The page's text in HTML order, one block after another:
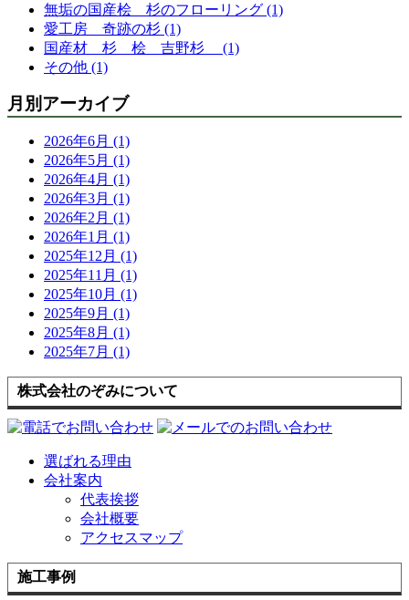
無垢の国産桧 杉のフローリング (1)
愛工房 奇跡の杉 (1)
国産材 杉 桧 吉野杉 (1)
その他 (1)
月別アーカイブ
2026年6月 (1)
2026年5月 (1)
2026年4月 (1)
2026年3月 (1)
2026年2月 (1)
2026年1月 (1)
2025年12月 (1)
2025年11月 (1)
2025年10月 (1)
2025年9月 (1)
2025年8月 (1)
2025年7月 (1)
株式会社のぞみについて
選ばれる理由
会社案内
代表挨拶
会社概要
アクセスマップ
施工事例